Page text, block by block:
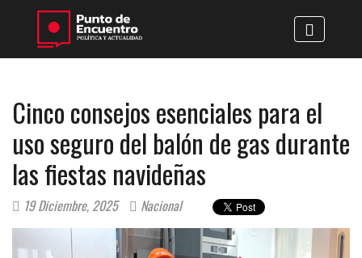
Cinco consejos esenciales para el
uso seguro del balón de gas durante
las fiestas navideñas
19 Diciembre, 2025 Nacional